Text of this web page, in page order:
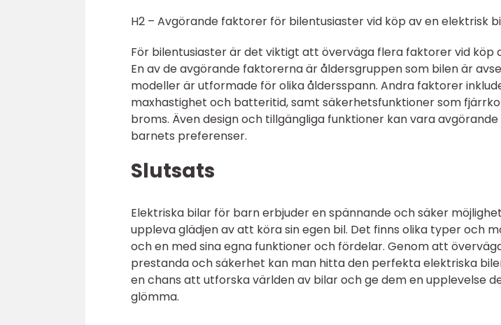
H2 – Avgörande faktorer för bilentusiaster vid köp av en elektrisk
För bilentusiaster är det viktigt att överväga flera faktorer vid köp
En av de avgörande faktorerna är åldersgruppen som bilen är
modeller är utformade för olika åldersspann. Andra faktorer
maxhastighet och batteritid, samt säkerhetsfunktioner som
broms. Även design och tillgängliga funktioner kan vara
barnets preferenser.
Slutsats
Elektriska bilar för barn erbjuder en spännande och säker
uppleva glädjen av att köra sin egen bil. Det finns olika typer och
och en med sina egna funktioner och fördelar. Genom att
prestanda och säkerhet kan man hitta den perfekta elektriska
en chans att utforska världen av bilar och ge dem en upplevelse
glömma.